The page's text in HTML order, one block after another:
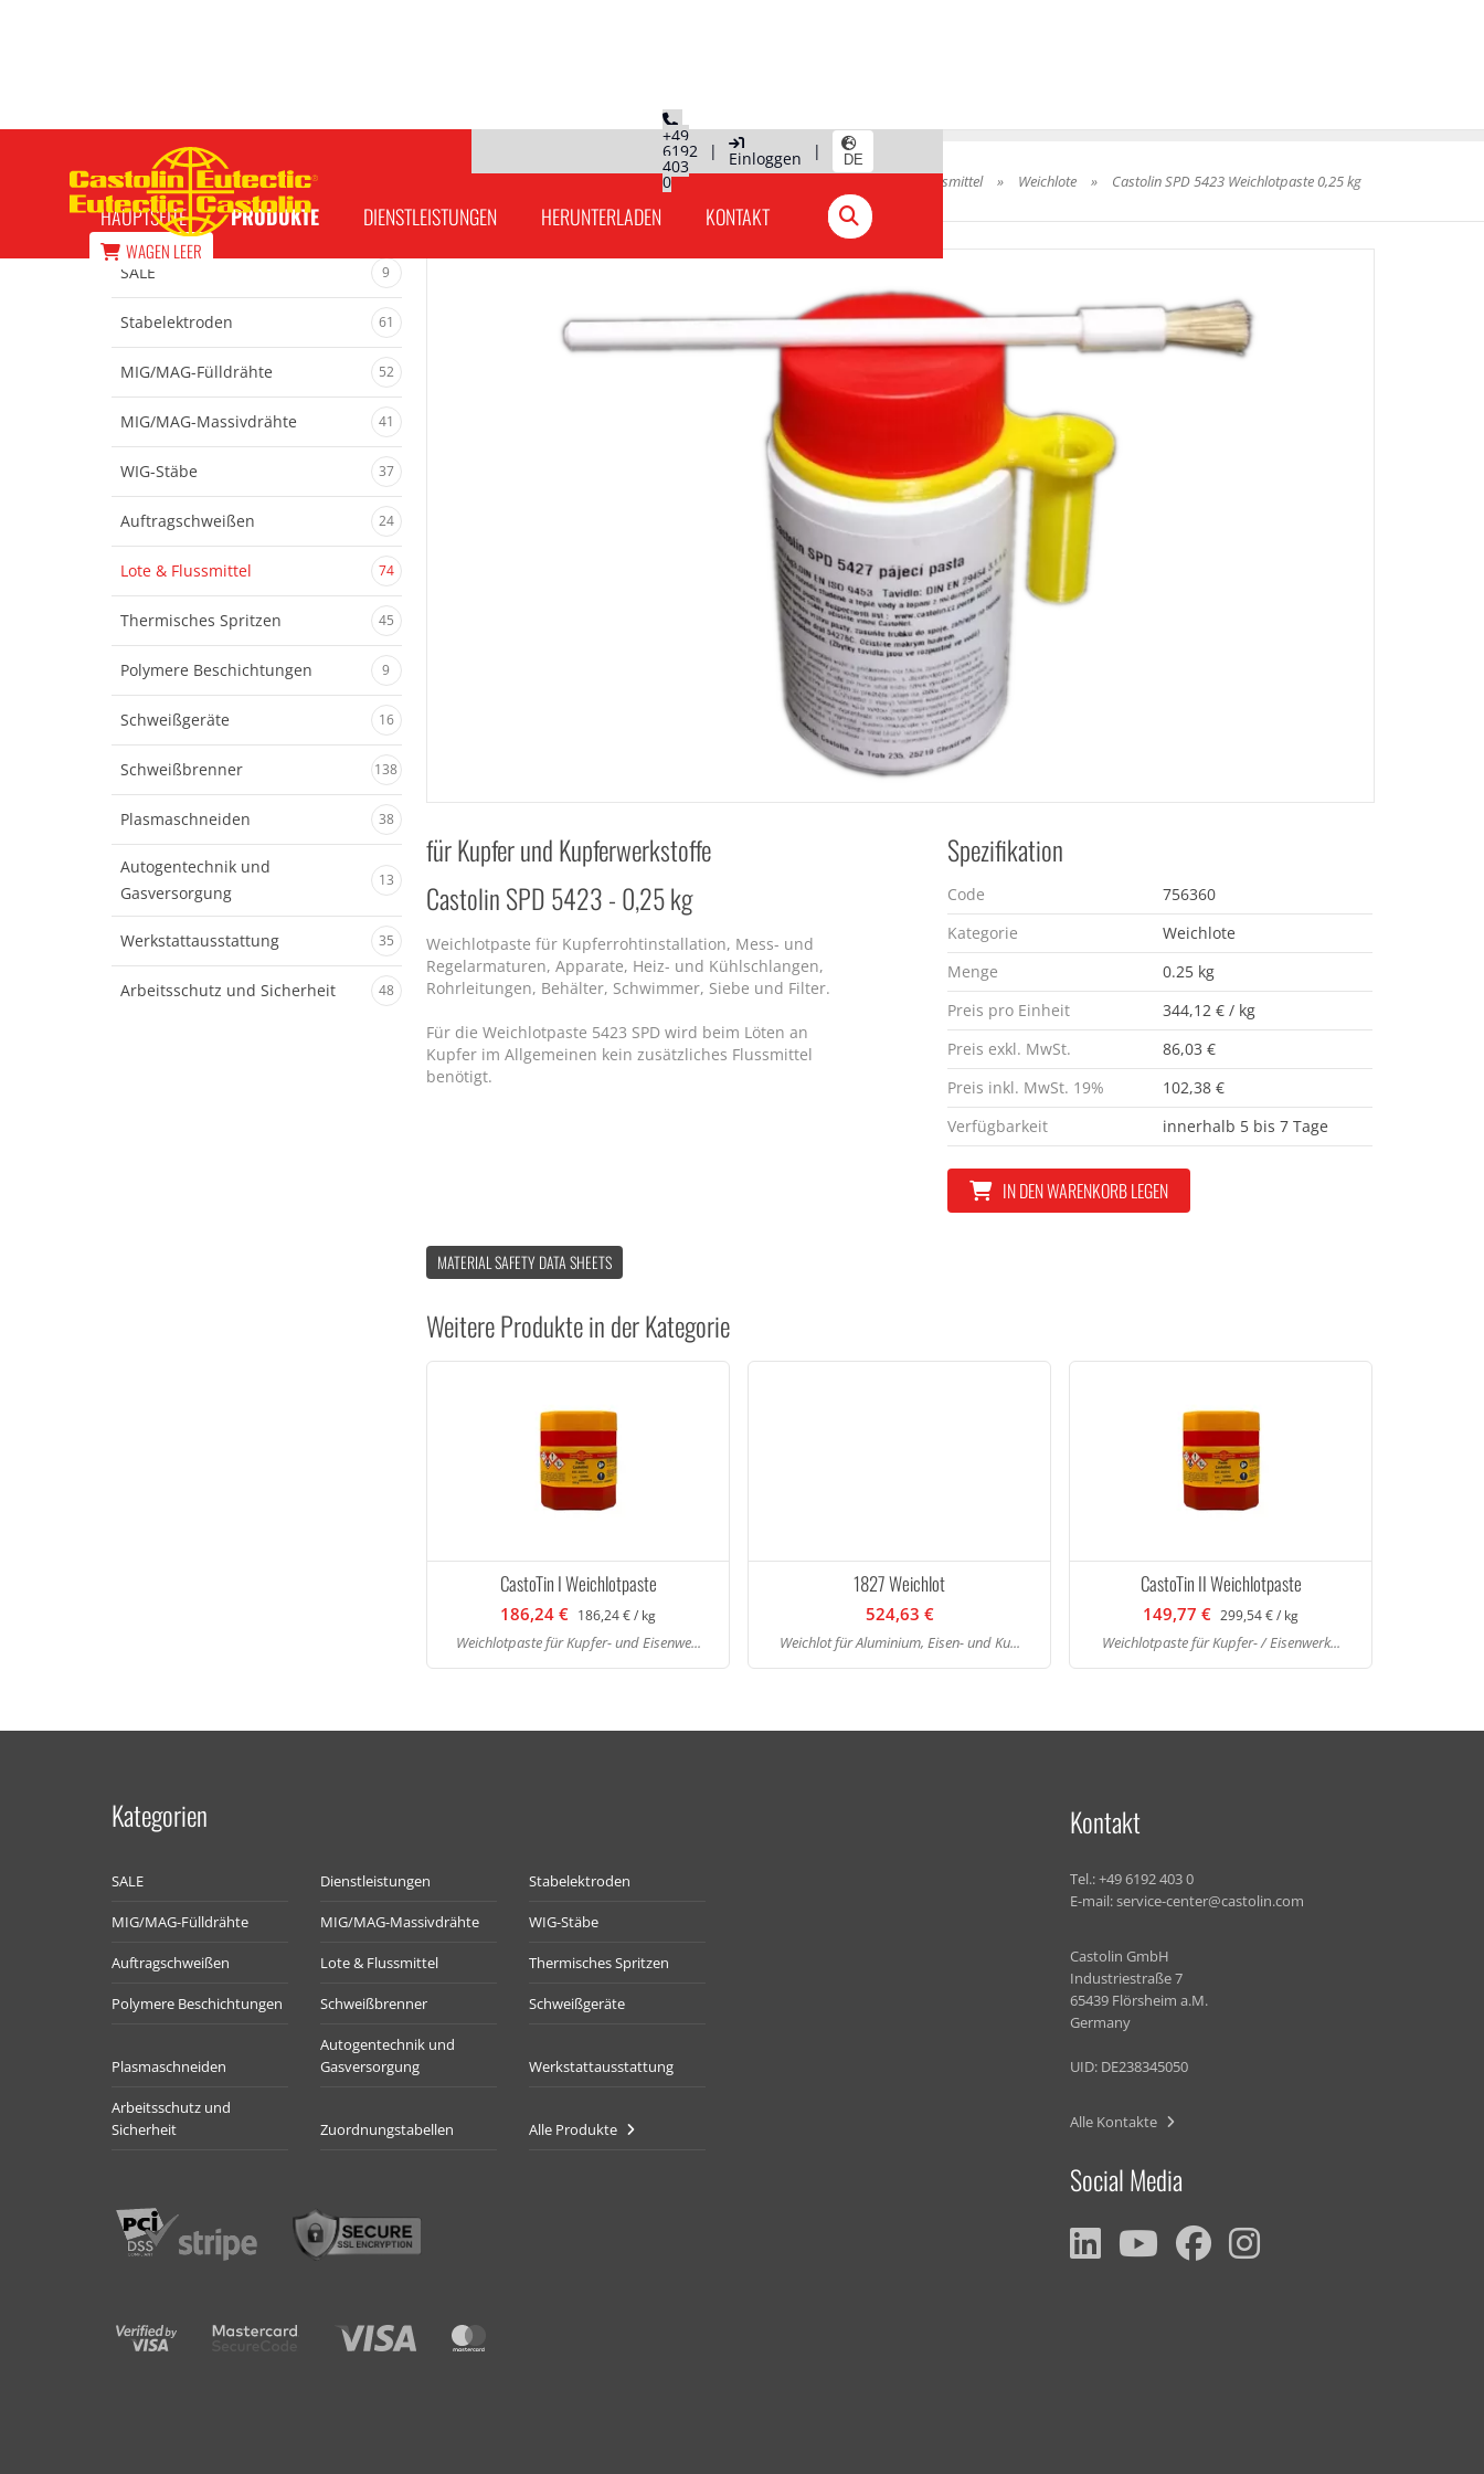
+49
6192
403
0
| Einloggen | DE
HAUPTSEITE PRODUKTE DIENSTLEISTUNGEN HERUNTERLADEN KONTAKT
WAGEN LEER
Hauptseite » Lote & Flussmittel » Weichlote » Castolin SPD 5423 Weichlotpaste 0,25 kg
Castolin SPD 5423 Weichlotpaste 0,25 kg
SALE 9
Stabelektroden 61
MIG/MAG-Fülldrähte 52
MIG/MAG-Massivdrähte 41
WIG-Stäbe 37
Auftragschweißen 24
Lote & Flussmittel 74
Thermisches Spritzen 45
Polymere Beschichtungen 9
Schweißgeräte 16
Schweißbrenner 138
Plasmaschneiden 38
Autogentechnik und
Gasversorgung
13
Werkstattausstattung 35
Arbeitsschutz und Sicherheit 48
für Kupfer und Kupferwerkstoffe
Castolin SPD 5423 - 0,25 kg
Weichlotpaste für Kupferrohtinstallation, Mess- und
Regelarmaturen, Apparate, Heiz- und Kühlschlangen,
Rohrleitungen, Behälter, Schwimmer, Siebe und Filter.
Für die Weichlotpaste 5423 SPD wird beim Löten an
Kupfer im Allgemeinen kein zusätzliches Flussmittel
benötigt.
Spezifikation
Code
756360
Kategorie
Weichlote
Menge
0.25 kg
Preis pro Einheit
344,12 € / kg
Preis exkl. MwSt.
86,03 €
Preis inkl. MwSt. 19%
102,38 €
Verfügbarkeit
innerhalb 5 bis 7 Tage
IN DEN WARENKORB LEGEN
MATERIAL SAFETY DATA SHEETS
Weitere Produkte in der Kategorie
CastoTin I Weichlotpaste
186,24 € 186,24 € / kg
Weichlotpaste für Kupfer- und Eisenwe...
1827 Weichlot
524,63 €
Weichlot für Aluminium, Eisen- und Ku...
CastoTin II Weichlotpaste
149,77 € 299,54 € / kg
Weichlotpaste für Kupfer- / Eisenwerk...
Kategorien
SALE Dienstleistungen Stabelektroden
MIG/MAG-Fülldrähte MIG/MAG-Massivdrähte WIG-Stäbe
Auftragschweißen Lote & Flussmittel Thermisches Spritzen
Polymere Beschichtungen Schweißbrenner Schweißgeräte
Plasmaschneiden
Autogentechnik und
Gasversorgung
Werkstattausstattung
Arbeitsschutz und
Sicherheit
Zuordnungstabellen Alle Produkte
Kontakt
Tel.:+49 6192 403 0
E-mail:service-center@castolin.com
Castolin GmbH
Industriestraße 7
65439 Flörsheim a.M.
Germany
UID: DE238345050
Alle Kontakte
Social Media